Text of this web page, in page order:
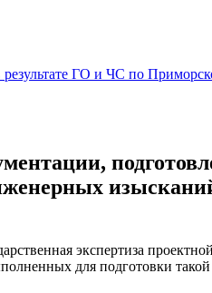
результате ГО и ЧС по
экспертиза
для подготовки